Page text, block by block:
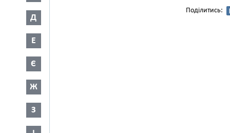
Д
Е
Є
Ж
З
Поділитись: